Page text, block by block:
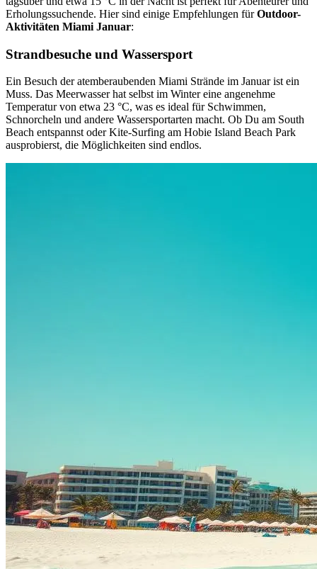
Erholungssuchende. Hier sind einige Empfehlungen fürOutdoor-
Aktivitäten Miami Januar:
Strandbesuche und Wassersport
Ein Besuch der atemberaubenden Miami Strände im Januar ist ein
Muss. Das Meerwasser hat selbst im Winter eine angenehme
Temperatur von etwa 23 °C, was es ideal für Schwimmen,
Schnorcheln und andere Wassersportarten macht. Ob Du am South
Beach entspannst oder Kite-Surfing am Hobie Island Beach Park
ausprobierst, die Möglichkeiten sind endlos.